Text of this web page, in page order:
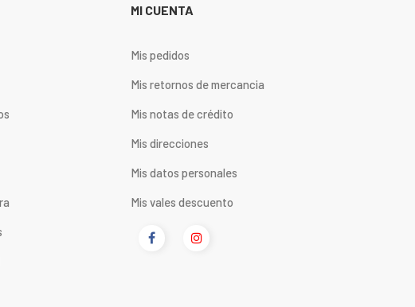
MI CUENTA
Mis pedidos
Mis retornos de mercancia
Mis notas de crédito
Mis direcciones
Mis datos personales
Mis vales descuento